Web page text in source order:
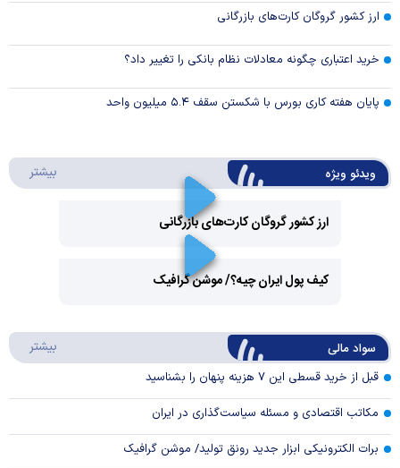
ارز کشور گروگان کارت‌های بازرگانی
خرید اعتباری چگونه معادلات نظام بانکی را تغییر داد؟
پایان هفته کاری بورس با شکستن سقف ۵.۴ میلیون واحد
ویدئو ویژه بیشتر
ارز کشور گروگان کارت‌های بازرگانی
Video
کیف پول ایران چیه؟/ موشن گرافیک
سواد مالی بیشتر
قبل از خرید قسطی این ۷ هزینه پنهان را بشناسید
مکاتب اقتصادی و مسئله سیاست‌گذاری در ایران
برات الکترونیکی ابزار جدید رونق تولید/ موشن گرافیک